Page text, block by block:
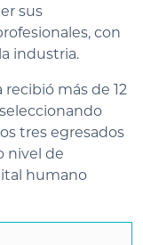
sus
con
industria.
más de 12
tres egresados
nivel de
humano